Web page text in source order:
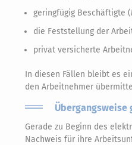
geringfügig Beschäftigte
die Feststellung der
privat versicherte
In diesen Fällen bleibt es
den Arbeitnehmer
Übergangsweise
Gerade zu Beginn des
Nachweis für ihre